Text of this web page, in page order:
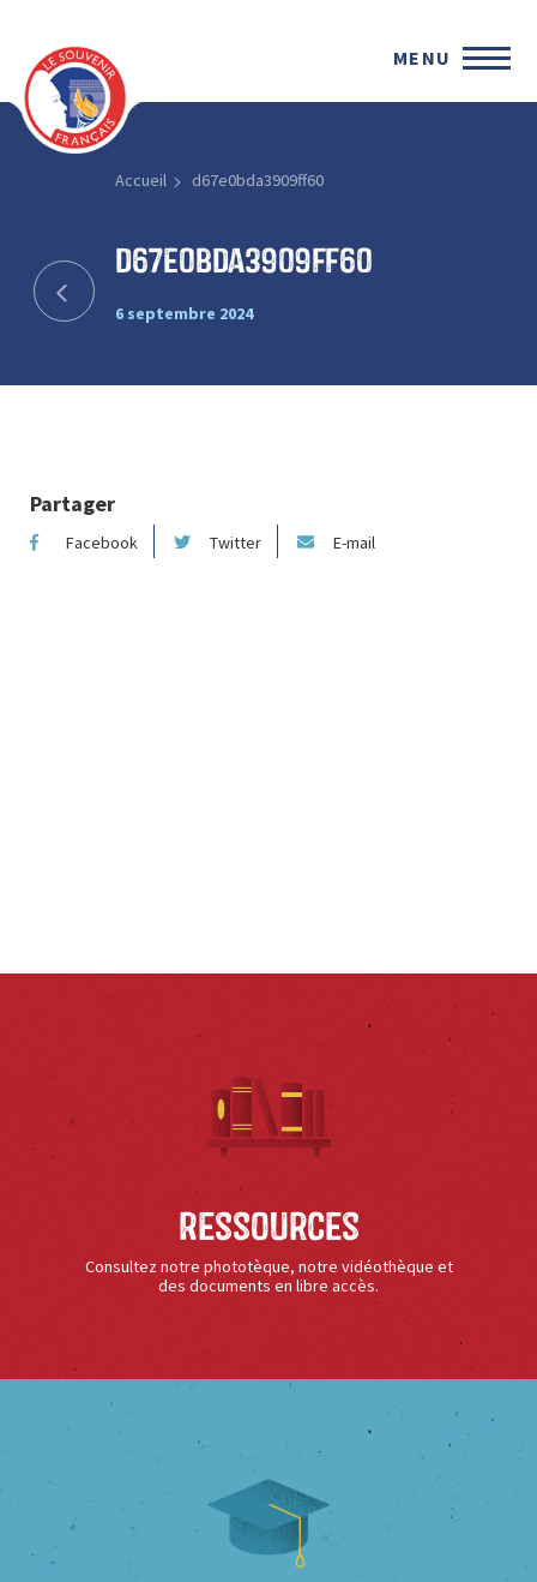
MENU
Accueil d67e0bda3909ff60
d67e0bda3909ff60
6 septembre 2024
Partager
Facebook Twitter E-mail
Ressources
Consultez notre phototèque, notre vidéothèque et
des documents en libre accès.